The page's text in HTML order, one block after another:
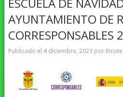
ESCUELA DE
AYUNTAMIENTO DE
CORRESPONSABLES
Publicado el 4 diciembre, 2023 por Ricote